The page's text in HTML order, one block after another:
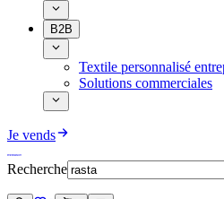
B2B
Textile personnalisé
Solutions commerciales
Je vends
Recherche